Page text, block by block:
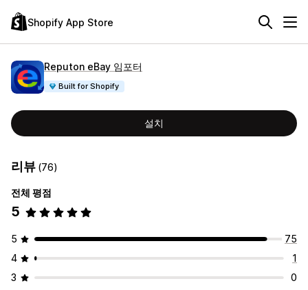
Shopify App Store
Reputon eBay 임포터
Built for Shopify
설치
리뷰 (76)
전체 평점
5
5
75
4
1
3
0